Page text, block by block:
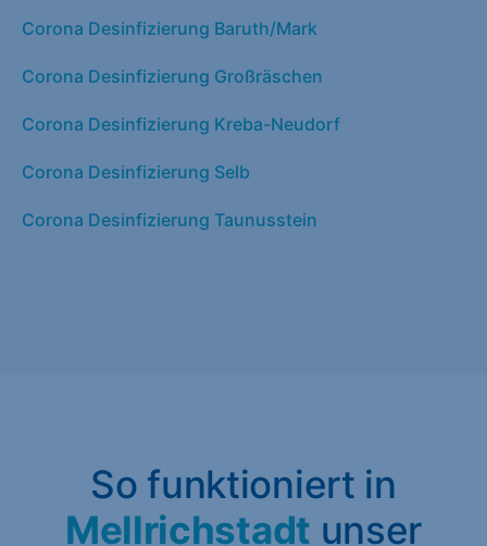
Corona Desinfizierung Baruth/Mark
Corona Desinfizierung Großräschen
Corona Desinfizierung Kreba-Neudorf
Corona Desinfizierung Selb
Corona Desinfizierung Taunusstein
So funktioniert in
Mellrichstadt unser